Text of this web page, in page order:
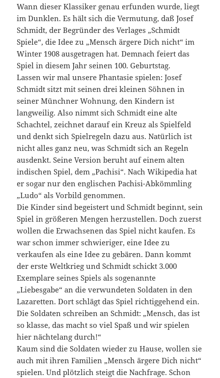
Wann dieser Klassiker genau erfunden wurde, liegt
im Dunklen. Es hält sich die Vermutung, daß Josef
Schmidt, der Begründer des Verlages „Schmidt
Spiele“, die Idee zu „Mensch ärgere Dich nicht“ im
Winter 1908 ausgetragen hat. Demnach feiert das
Spiel in diesem Jahr seinen 100. Geburtstag.
Lassen wir mal unsere Phantasie spielen: Josef
Schmidt sitzt mit seinen drei kleinen Söhnen in
seiner Münchner Wohnung, den Kindern ist
langweilig. Also nimmt sich Schmidt eine alte
Schachtel, zeichnet darauf ein Kreuz als Spielfeld
und denkt sich Spielregeln dazu aus. Natürlich ist
nicht alles ganz neu, was Schmidt sich an Regeln
ausdenkt. Seine Version beruht auf einem alten
indischen Spiel, dem „Pachisi“. Nach Wikipedia hat
er sogar nur den englischen Pachisi-Abkömmling
„Ludo“ als Vorbild genommen.
Die Kinder sind begeistert und Schmidt beginnt, sein
Spiel in größeren Mengen herzustellen. Doch zuerst
wollen die Erwachsenen das Spiel nicht kaufen. Es
war schon immer schwieriger, eine Idee zu
verkaufen als eine Idee zu gebären. Dann kommt
der erste Weltkrieg und Schmidt schickt 3.000
Exemplare seines Spiels als sogenannte
„Liebesgabe“ an die verwundeten Soldaten in den
Lazaretten. Dort schlägt das Spiel richtiggehend ein.
Die Soldaten schreiben an Schmidt: „Mensch, das ist
so klasse, das macht so viel Spaß und wir spielen
hier nächtelang durch!“
Kaum sind die Soldaten wieder zu Hause, wollen sie
auch mit ihren Familien „Mensch ärgere Dich nicht“
spielen. Und plötzlich steigt die Nachfrage. Schon